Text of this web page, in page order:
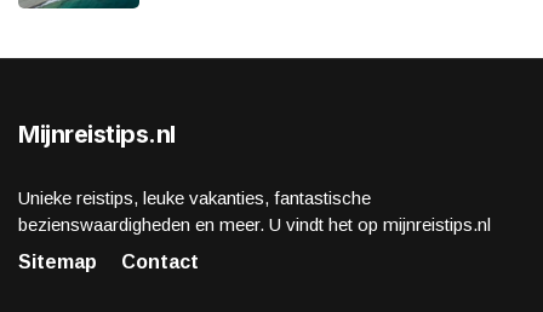
Mijnreistips.nl
Unieke reistips, leuke vakanties, fantastische
bezienswaardigheden en meer. U vindt het op mijnreistips.nl
Sitemap
Contact